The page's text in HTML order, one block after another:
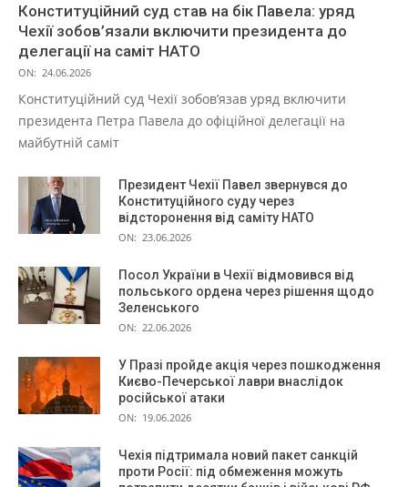
Конституційний суд став на бік Павела: уряд
Чехії зобов’язали включити президента до
делегації на саміт НАТО
ON: 24.06.2026
Конституційний суд Чехії зобов’язав уряд включити
президента Петра Павела до офіційної делегації на
майбутній саміт
Президент Чехії Павел звернувся до
Конституційного суду через
відсторонення від саміту НАТО
ON: 23.06.2026
Посол України в Чехії відмовився від
польського ордена через рішення щодо
Зеленського
ON: 22.06.2026
У Празі пройде акція через пошкодження
Києво-Печерської лаври внаслідок
російської атаки
ON: 19.06.2026
Чехія підтримала новий пакет санкцій
проти Росії: під обмеження можуть